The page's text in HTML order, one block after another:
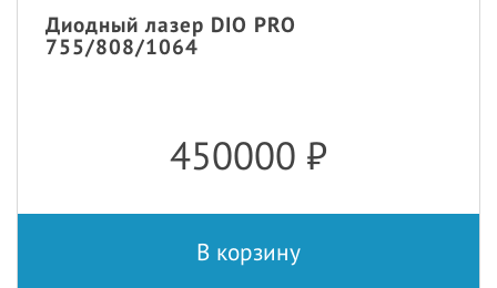
Диодный лазер DIO PRO
755/808/1064
450000 ₽
В корзину